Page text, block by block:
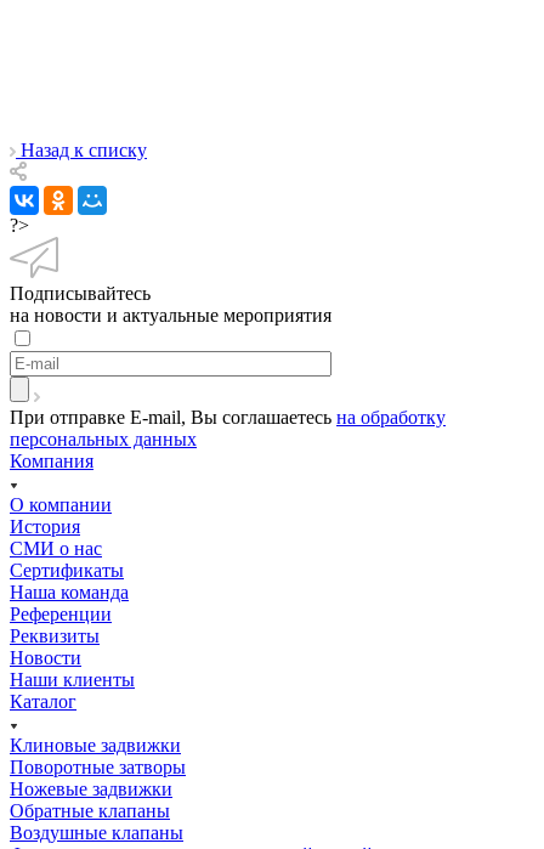
Назад к списку
?>
Подписывайтесь
на новости и актуальные мероприятия
При отправке E-mail, Вы соглашаетесь на обработку
персональных данных
Компания
О компании
История
СМИ о нас
Cертификаты
Наша команда
Референции
Реквизиты
Новости
Наши клиенты
Каталог
Клиновые задвижки
Поворотные затворы
Ножевые задвижки
Обратные клапаны
Воздушные клапаны